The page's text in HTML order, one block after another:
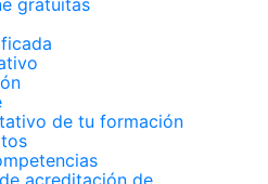
de tu formación
acreditación de